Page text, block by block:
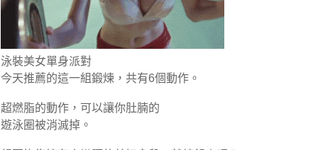
泳裝美女單身派對
今天推薦的這一組鍛煉，共有6個動作。
超燃脂的動作，可以讓你肚腩的
遊泳圈被消滅掉。